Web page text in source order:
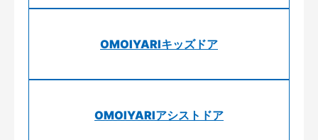
OMOIYARIキッズドア
OMOIYARIアシストドア